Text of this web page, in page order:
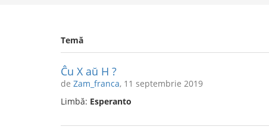
Temă
Ĉu X aŭ H ?
de Zam_franca, 11 septembrie 2019
Limbă: Esperanto